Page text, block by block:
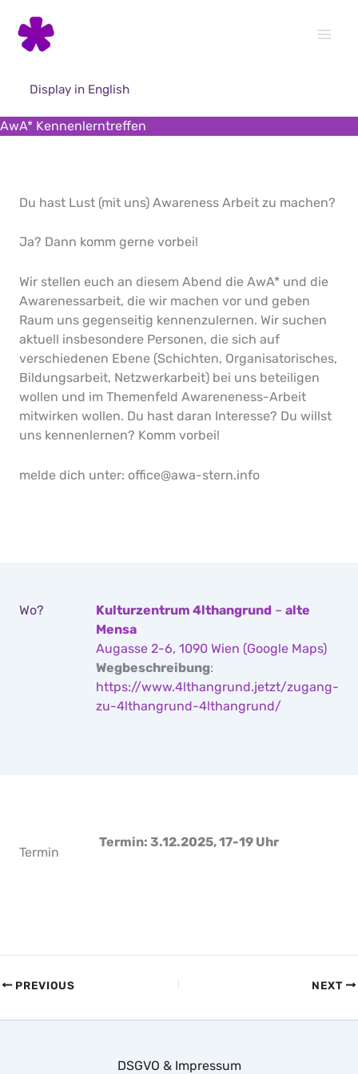
content
Display in English
AwA* Kennenlerntreffen
Du hast Lust (mit uns) Awareness Arbeit zu machen?
Ja? Dann komm gerne vorbei!
Wir stellen euch an diesem Abend die AwA* und die
Awarenessarbeit, die wir machen vor und geben
Raum uns gegenseitig kennenzulernen. Wir suchen
aktuell insbesondere Personen, die sich auf
verschiedenen Ebene (Schichten, Organisatorisches,
Bildungsarbeit, Netzwerkarbeit) bei uns beteiligen
wollen und im Themenfeld Awareneness-Arbeit
mitwirken wollen. Du hast daran Interesse? Du willst
uns kennenlernen? Komm vorbei!
melde dich unter: office@awa-stern.info
Wo? Kulturzentrum 4lthangrund – alte
Mensa
Augasse 2-6, 1090 Wien (Google Maps)
Wegbeschreibung:
https://www.4lthangrund.jetzt/zugang-
zu-4lthangrund-4lthangrund/
Termin
Termin: 3.12.2025, 17-19 Uhr
PREVIOUS NEXT
DSGVO & Impressum